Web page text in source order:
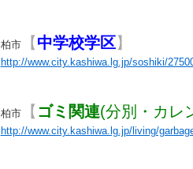
柏市【中学校学区】
http://www.city.kashiwa.lg.jp/soshiki/
柏市【 ゴミ関連(分別・カレ
http://www.city.kashiwa.lg.jp/living/